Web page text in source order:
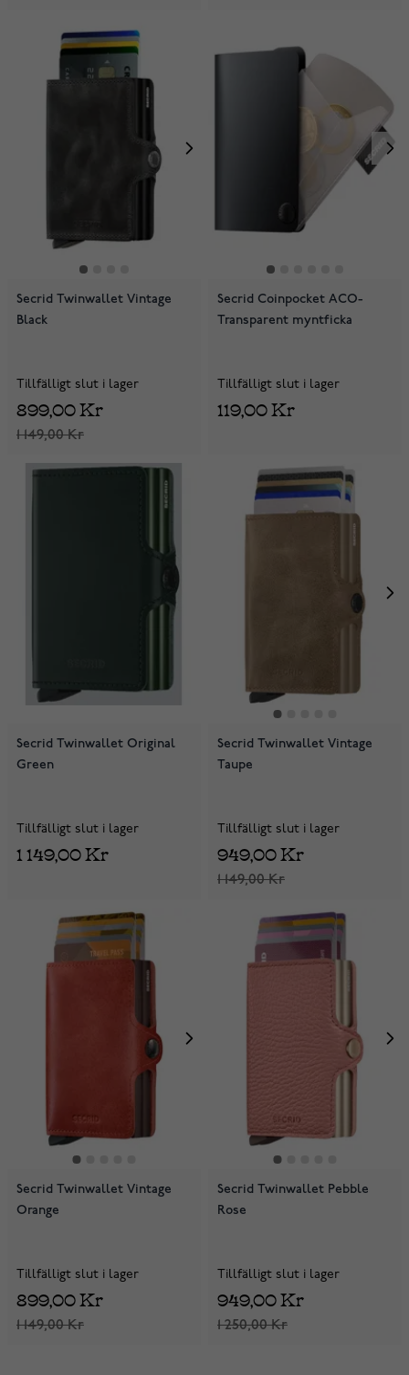
Secrid Twinwallet Vintage
Black
Tillfälligt slut i lager
1 149,00 Kr
899,00 Kr
Secrid Coinpocket ACO-
Transparent myntficka
Tillfälligt slut i lager
119,00 Kr
Secrid Twinwallet Original
Green
Tillfälligt slut i lager
1 149,00 Kr
Secrid Twinwallet Vintage
Taupe
Tillfälligt slut i lager
1 149,00 Kr
949,00 Kr
Secrid Twinwallet Vintage
Orange
Tillfälligt slut i lager
1 149,00 Kr
899,00 Kr
Secrid Twinwallet Pebble
Rose
Tillfälligt slut i lager
1 250,00 Kr
949,00 Kr